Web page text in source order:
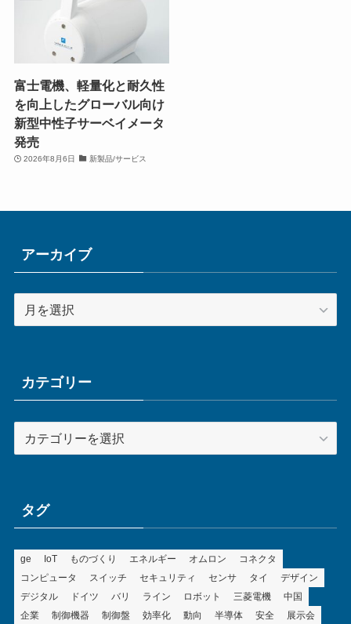
富士電機、軽量化と耐久性
を向上したグローバル向け
新型中性子サーベイメータ
発売
2026年8月6日 新製品/サービス
アーカイブ
ー
ブカテゴリー
テ
ータグ
ge IoT ものづくり エネルギー オムロン
コネクタ
コンピュータ
スイッチ セキュリティ センサ タイ
デザイン
デジタル
ドイツ バリ ライン ロボット 三菱電機
中国
企業
制御機器 制御盤 効率化 動向 半導体 安全 展示会